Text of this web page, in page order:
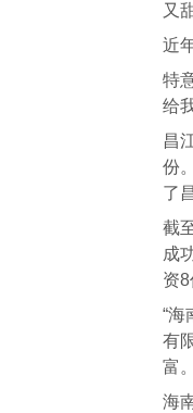
又
近
特
给
昌
份
了
截
成
资
“海
有
富。
海